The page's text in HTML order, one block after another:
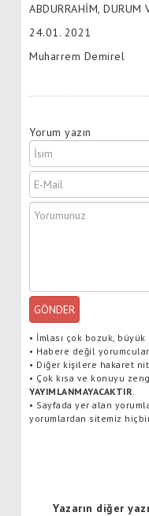
ABDURRAHİM, DURUM
24.01. 2021
Muharrem Demirel
Yorum yazın
GÖNDER
• İmlası çok bozuk, büyük
• Habere değil
• Diğer kişilere hakaret
• Çok kısa ve konuyu
YAYIMLANMAYACAKTIR
• Sayfada yer alan
yorumlardan sitemiz
Yazarın diğer